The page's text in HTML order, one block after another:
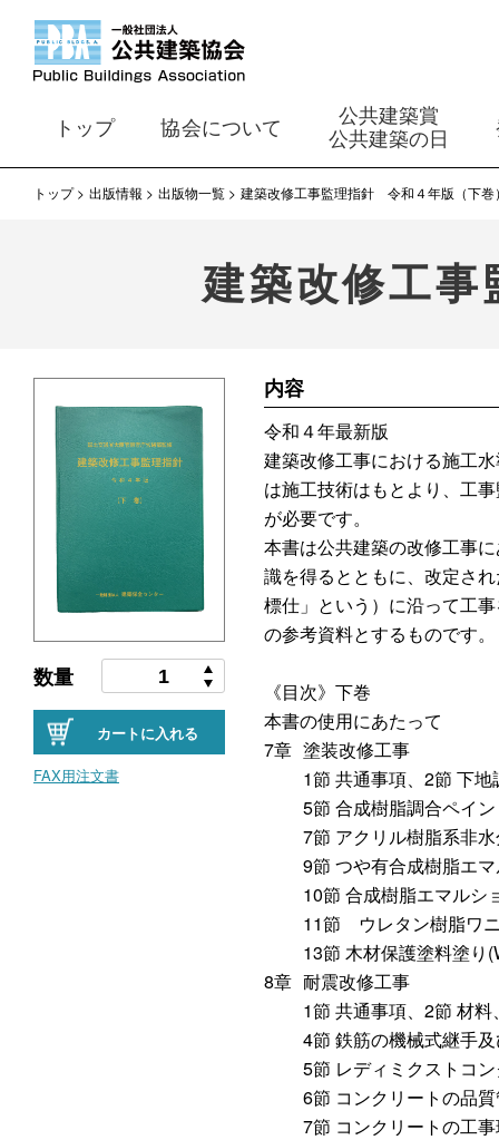
トップ 協会について
公共建築賞
公共建築の日
トップ 出版情報 出版物一覧 建築改修工事監理指針 令和４年版（下巻
建築改修工
数量
カートに入れる
FAX用注文書
内容
令和４年最新版
建築改修工事における施工
は施工技術はもとより、工
が必要です。
本書は公共建築の改修工事
識を得るとともに、改定さ
標仕」という）に沿って工
の参考資料とするものです。
《目次》下巻
本書の使用にあたって
7章 塗装改修工事
1節 共通事項、2節 下
5節 合成樹脂調合ペイ
7節 アクリル樹脂系非
9節 つや有合成樹脂エ
10節 合成樹脂エマルシ
11節 ウレタン樹脂ワ
13節 木材保護塗料塗り
8章 耐震改修工事
1節 共通事項、2節 材
4節 鉄筋の機械式継手
5節 レディミクストコ
6節 コンクリートの品
7節 コンクリートの工